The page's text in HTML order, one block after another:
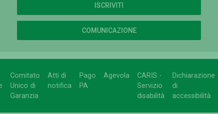
ISCRIVITI
COMUNICAZIONE
Comitato
Unico di
Garanzia
Atti di
notifica
Pago
PA
Agevola
CARIS -
Servizio
disabilità
Dichiarazione
di
accessibilità